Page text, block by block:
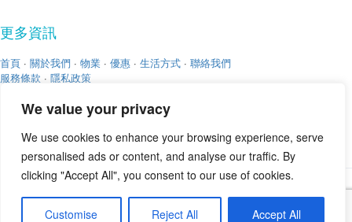
We value your privacy
We use cookies to enhance your browsing experience, serve
personalised ads or content, and analyse our traffic. By
clicking "Accept All", you consent to our use of cookies.
Customise Reject All Accept All
更多資訊
首頁 · 關於我們 · 物業 · 優惠 · 生活方式 · 聯絡我們
服務條款 · 隱私政策
版權 © 2026Zekkei Collection